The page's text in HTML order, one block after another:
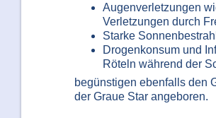
Augenverletzungen
Verletzungen durch
Starke
Drogenkonsum und
Röteln während der
begünstigen ebenfalls den
der Graue Star angeboren.